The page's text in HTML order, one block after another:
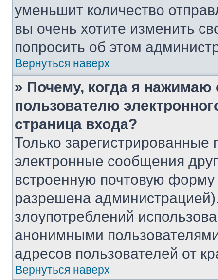
уменьшит количество
вы очень хотите изменить
попросить об этом
Вернуться наверх
» Почему, когда я нажимаю
пользователю
страница входа?
Только зарегистрированные
электронные сообщения
встроенную почтовую
разрешена
злоупотреблений
анонимными
адресов пользователей от
Вернуться наверх